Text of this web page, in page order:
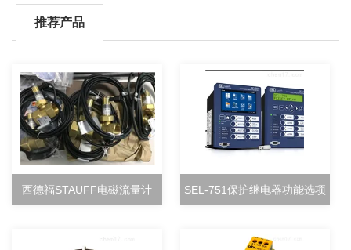
推荐产品
西德福STAUFF电磁流量计 SEL-751保护继电器功能选项